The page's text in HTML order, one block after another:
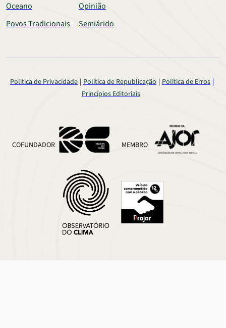
Oceano
Opinião
Povos Tradicionais
Semiárido
Política de Privacidade Política de Republicação Política de Erros
Princípios Editoriais
COFUNDADOR MEMBRO